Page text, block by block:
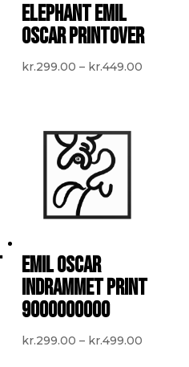
ELEPHANT EMIL
OSCAR PRINTOVER
kr.299.00 – kr.449.00
kr.299.00
EMIL OSCAR
INDRAMMET PRINT
9000000000
kr.299.00 – kr.499.00